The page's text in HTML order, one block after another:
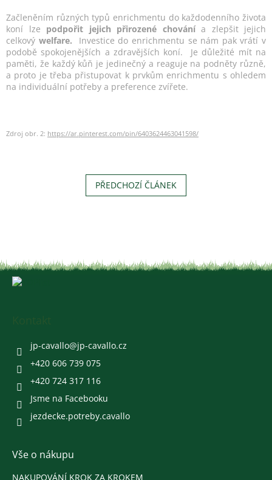
Začleněním různých typů enrichmentu do každodenního života
koní lze podpořit jejich přirozené chovánía zlepšit jejich
celkový welfare. Investice do enrichmentu se nám pak vrátí v
podobě spokojenějších a zdravějších koní. Je důležité mít na
paměti, že každý kůň je jedinečný a reaguje na podněty různě,
a proto je třeba přistupovat k prvkům enrichmentu s ohledem
na individuální potřeby a preference zvířete.
Zdroj obr. 2: https://ar.pinterest.com/pin/6403624463041598/
PŘEDCHOZÍ ČLÁNEK
jp-cavallo@jp-cavallo.cz
+420 606 739 075
+420 724 317 116
Jsme na Facebooku
jezdecke.potreby.cavallo
Vše o nákupu
NAKUPOVÁNÍ KROK ZA KROKEM